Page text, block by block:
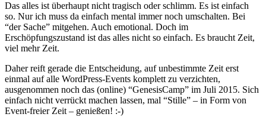
Das alles ist überhaupt nicht tragisch oder schlimm. Es ist einfach
so. Nur ich muss da einfach mental immer noch umschalten. Bei
“der Sache” mitgehen. Auch emotional. Doch im
Erschöpfungszustand ist das alles nicht so einfach. Es braucht Zeit,
viel mehr Zeit.
Daher reift gerade die Entscheidung, auf unbestimmte Zeit erst
einmal auf alle WordPress-Events komplett zu verzichten,
ausgenommen noch das (online) “GenesisCamp” im Juli 2015. Sich
einfach nicht verrückt machen lassen, mal “Stille” – in Form von
Event-freier Zeit – genießen! :-)